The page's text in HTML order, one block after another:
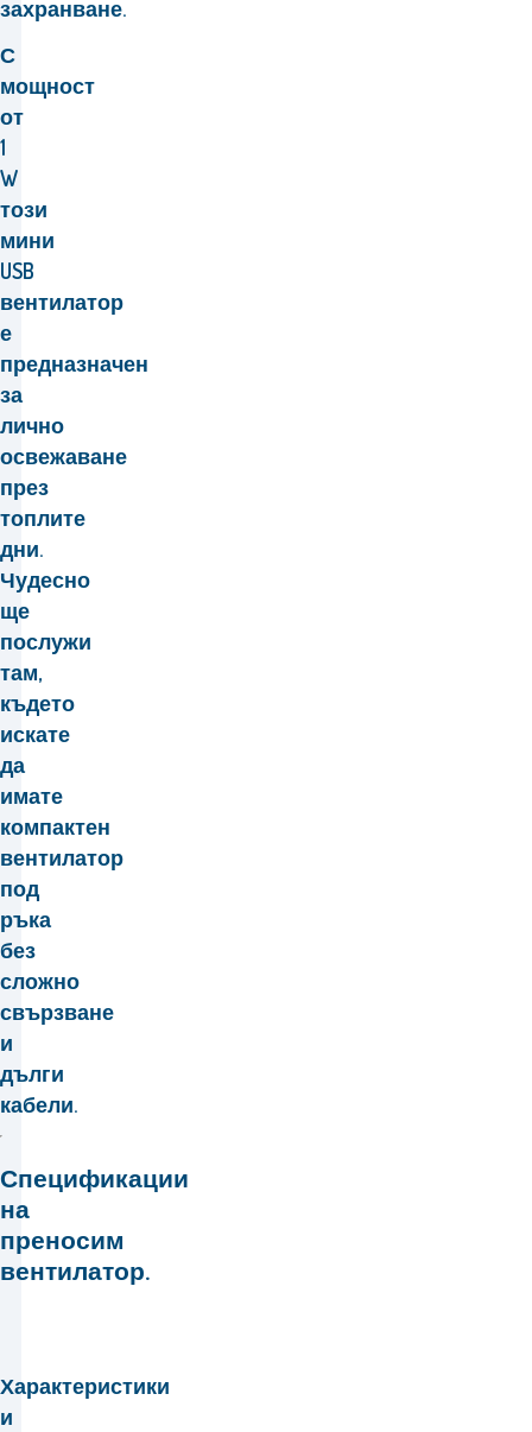
захранване.
С
мощност
от
1
W
този
мини
USB
вентилатор
е
предназначен
за
лично
освежаване
през
топлите
дни.
Чудесно
ще
послужи
там,
където
искате
да
имате
компактен
вентилатор
под
ръка
без
сложно
свързване
и
дълги
кабели.
Спецификации
на
преносим
вентилатор.
Характеристики
и